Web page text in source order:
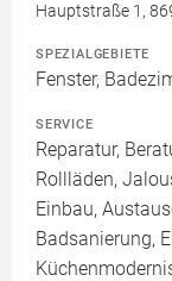
Hauptstraße 1,
SPEZIALGEBIETE
Fenster,
SERVICE
Reparatur,
Rollläden,
Einbau,
Badsanierung,